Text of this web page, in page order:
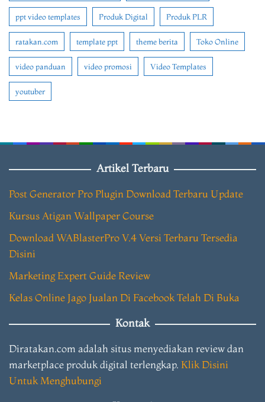
ppt video templates Produk Digital Produk PLR
ratakan.com template ppt theme berita Toko Online
video panduan video promosi Video Templates
youtuber
Artikel Terbaru
Post Generator Pro Plugin Download Terbaru Update
Kursus Atigan Wallpaper Course
Download WABlasterPro V.4 Versi Terbaru Tersedia
Disini
Marketing Expert Guide Review
Kelas Online Jago Jualan Di Facebook Telah Di Buka
Kontak
Diratakan.com adalah situs menyediakan review dan
marketplace produk digital terlengkap. Klik Disini
Untuk Menghubungi